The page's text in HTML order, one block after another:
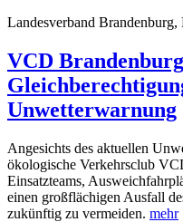
Landesverband
VCD
Unwetterwarnung
Angesichts des aktuellen
ökologische Verkehrsclub
Einsatzteams,
einen großflächigen Ausfall
zukünftig zu vermeiden. mehr